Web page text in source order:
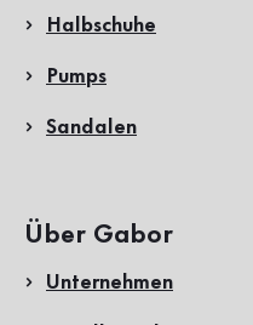
Halbschuhe
Pumps
Sandalen
Über Gabor
Unternehmen